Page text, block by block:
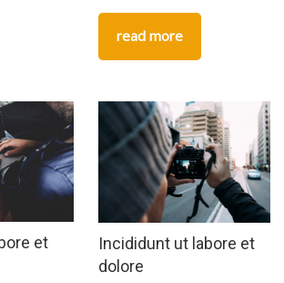
read more
et
Incididunt ut labore et
dolore